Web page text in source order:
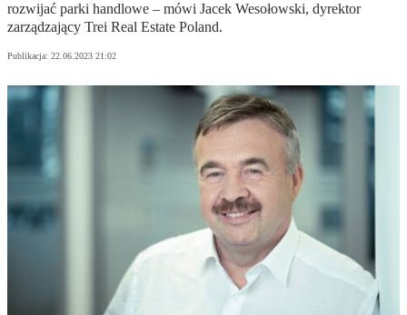
rozwijać parki handlowe – mówi Jacek Wesołowski, dyrektor
zarządzający Trei Real Estate Poland.
Publikacja: 22.06.2023 21:02